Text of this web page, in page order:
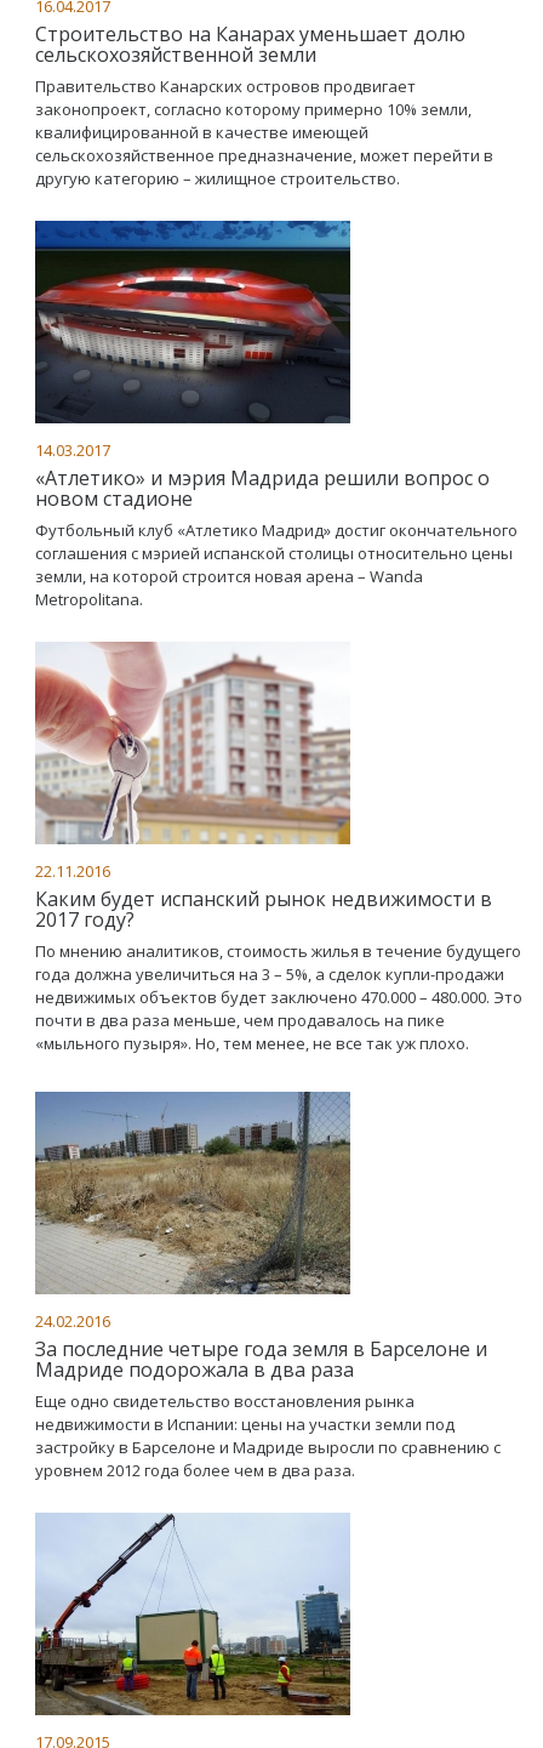
16.04.2017
Строительство на Канарах уменьшает долю
сельскохозяйственной земли
Правительство Канарских островов продвигает
законопроект, согласно которому примерно 10% земли,
квалифицированной в качестве имеющей
сельскохозяйственное предназначение, может перейти в
другую категорию – жилищное строительство.
14.03.2017
«Атлетико» и мэрия Мадрида решили вопрос о
новом стадионе
Футбольный клуб «Атлетико Мадрид» достиг окончательного
соглашения с мэрией испанской столицы относительно цены
земли, на которой строится новая арена – Wanda
Metropolitana.
22.11.2016
Каким будет испанский рынок недвижимости в
2017 году?
По мнению аналитиков, стоимость жилья в течение будущего
года должна увеличиться на 3 – 5%, а сделок купли-продажи
недвижимых объектов будет заключено 470.000 – 480.000. Это
почти в два раза меньше, чем продавалось на пике
«мыльного пузыря». Но, тем менее, не все так уж плохо.
24.02.2016
За последние четыре года земля в Барселоне и
Мадриде подорожала в два раза
Еще одно свидетельство восстановления рынка
недвижимости в Испании: цены на участки земли под
застройку в Барселоне и Мадриде выросли по сравнению с
уровнем 2012 года более чем в два раза.
17.09.2015